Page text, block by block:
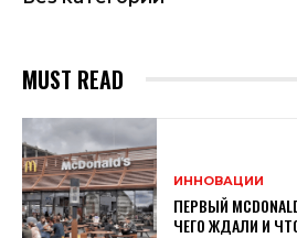
MUST READ
ИННОВАЦИИ
ПЕРВЫЙ
ЧЕГО ЖДАЛИ И